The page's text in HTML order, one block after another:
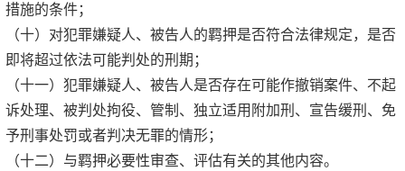
措施的条件；
（十）对犯罪嫌疑人、被告人的羁押是否符合法律规定，是否
即将超过依法可能判处的刑期；
（十一）犯罪嫌疑人、被告人是否存在可能作撤销案件、不起
诉处理、被判处拘役、管制、独立适用附加刑、宣告缓刑、免
予刑事处罚或者判决无罪的情形；
（十二）与羁押必要性审查、评估有关的其他内容。